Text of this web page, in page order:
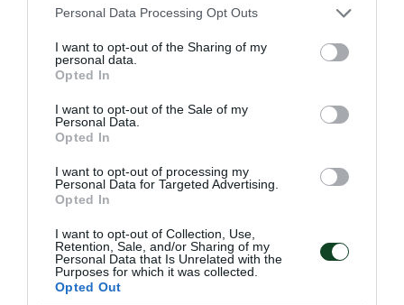
Please note that this website/app uses one or more Google
not limited to your visit or usage behaviour. You may click to
grant or deny consent to Google and its third-party tags to
use your data for below specified purposes in below Google
consent section.
Personal Data Processing Opt Outs
I want to opt-out of the Sharing of my
personal data.
Opted In
I want to opt-out of the Sale of my
Personal Data.
Opted In
I want to opt-out of processing my
Personal Data for Targeted Advertising.
Opted In
I want to opt-out of Collection, Use,
Retention, Sale, and/or Sharing of my
Personal Data that Is Unrelated with the
Purposes for which it was collected.
Opted Out
«Καταρχήν, το μεγαλύτερο μου όνειρο είναι να
Ξέρω ότι δεν είναι εύκολο, αλλά έχουμε καλή
καταφέρουμε; Δεν είναι μόνο αυτοί που αναφέρατε,
πάντως… Ο Κάρλος Φρέιτας ήταν τεχνικός
διευθυντής μου στην Μετς και να ξέρετε ότι πάντα
μου έλεγε πως ο Παναθηναϊκός έχει τις συνθήκες
που χρειάζομαι για να εξελιχθώ σαν